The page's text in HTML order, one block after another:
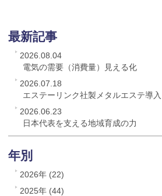
最新記事
2026.08.04
電気の需要（消費量）見える化
2026.07.18
エステーリンク社製メタルエステ導入
2026.06.23
日本代表を支える地域育成の力
年別
2026年 (22)
2025年 (44)